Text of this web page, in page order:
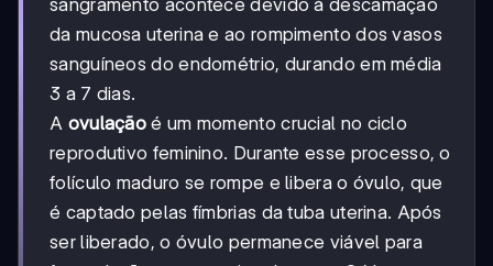
da mucosa uterina e ao rompimento dos vasos
sanguíneos do endométrio, durando em média
3 a 7 dias.
A ovulação é um momento crucial no ciclo
reprodutivo feminino. Durante esse processo, o
folículo maduro se rompe e libera o óvulo, que
é captado pelas fímbrias da tuba uterina. Após
ser liberado, o óvulo permanece viável para